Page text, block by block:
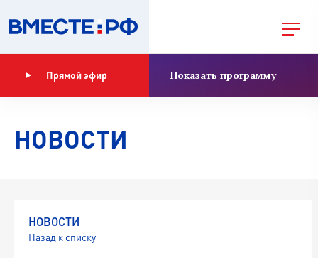
Прямой эфир Показать программу
НОВОСТИ
НОВОСТИ
Назад к списку